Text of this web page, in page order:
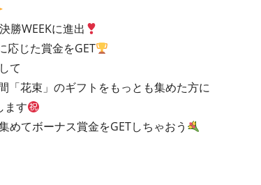
勝WEEKに進出
応じた賞金をGET
て
「花束」のギフトをもっとも集めた方に
ます
めてボーナス賞金をGETしちゃおう